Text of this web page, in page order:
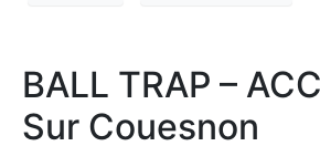
BALL TRAP –
Sur Couesnon